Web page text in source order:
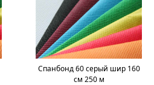
Спанбонд 60 серый шир 160
см 250 м